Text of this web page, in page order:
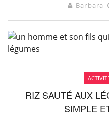
Barbara
RIZ SAUTÉ AUX
SIMPLE